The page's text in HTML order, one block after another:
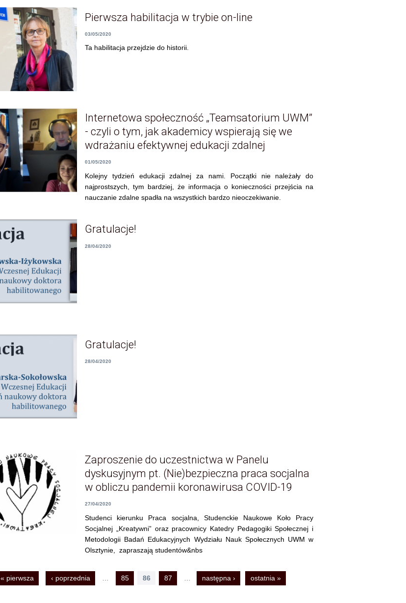
Pierwsza habilitacja w trybie on-line
03/05/2020
Ta habilitacja przejdzie do historii.
Internetowa społeczność „Teamsatorium UWM”
- czyli o tym, jak akademicy wspierają się we
wdrażaniu efektywnej edukacji zdalnej
01/05/2020
Kolejny tydzień edukacji zdalnej za nami. Początki nie należały do
najprostszych, tym bardziej, że informacja o konieczności przejścia na
nauczanie zdalne spadła na wszystkich bardzo nieoczekiwanie.
Gratulacje!
28/04/2020
Gratulacje!
28/04/2020
Zaproszenie do uczestnictwa w Panelu
dyskusyjnym pt. (Nie)bezpieczna praca socjalna
w obliczu pandemii koronawirusa COVID-19
27/04/2020
Studenci kierunku Praca socjalna, Studenckie Naukowe Koło Pracy
Socjalnej „Kreatywni” oraz pracownicy Katedry Pedagogiki Społecznej i
Metodologii Badań Edukacyjnych Wydziału Nauk Społecznych UWM w
Olsztynie, zapraszają studentów&nbs
« pierwsza ‹ poprzednia 85 86 87 następna › ostatnia »